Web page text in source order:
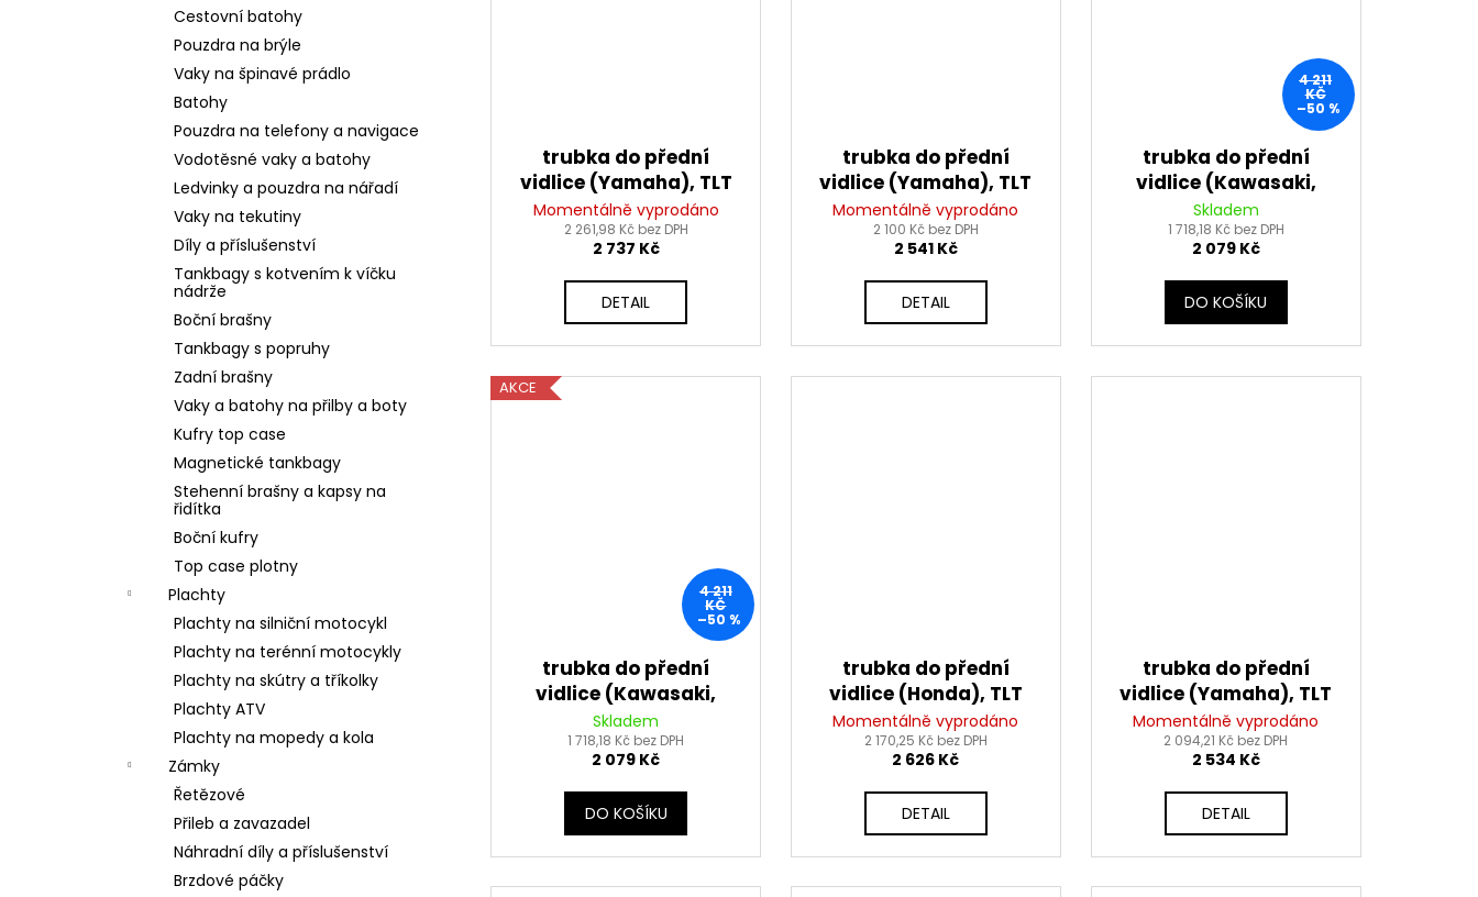
Cestovní batohy
Pouzdra na brýle
Vaky na špinavé prádlo
Batohy
Pouzdra na telefony a navigace
Vodotěsné vaky a batohy
Ledvinky a pouzdra na nářadí
Vaky na tekutiny
Díly a příslušenství
Tankbagy s kotvením k víčku
nádrže
Boční brašny
Tankbagy s popruhy
Zadní brašny
Vaky a batohy na přilby a boty
Kufry top case
Magnetické tankbagy
Stehenní brašny a kapsy na
řidítka
Boční kufry
Top case plotny
Plachty
Plachty na silniční motocykl
Plachty na terénní motocykly
Plachty na skútry a tříkolky
Plachty ATV
Plachty na mopedy a kola
Zámky
Řetězové
Přileb a zavazadel
Náhradní díly a příslušenství
Brzdové páčky
trubka do přední
vidlice (Yamaha), TLT
Momentálně vyprodáno
2 261,98 Kč bez DPH
2 737 Kč
DETAIL
trubka do přední
vidlice (Yamaha), TLT
Momentálně vyprodáno
2 100 Kč bez DPH
2 541 Kč
DETAIL
4 211
KČ
–50 %
trubka do přední
vidlice (Kawasaki,
pravá), TLT
Skladem
1 718,18 Kč bez DPH
2 079 Kč
DO KOŠÍKU
AKCE
4 211
KČ
–50 %
trubka do přední
vidlice (Kawasaki,
levá), TLT
Skladem
1 718,18 Kč bez DPH
2 079 Kč
DO KOŠÍKU
trubka do přední
vidlice (Honda), TLT
Momentálně vyprodáno
2 170,25 Kč bez DPH
2 626 Kč
DETAIL
trubka do přední
vidlice (Yamaha), TLT
Momentálně vyprodáno
2 094,21 Kč bez DPH
2 534 Kč
DETAIL